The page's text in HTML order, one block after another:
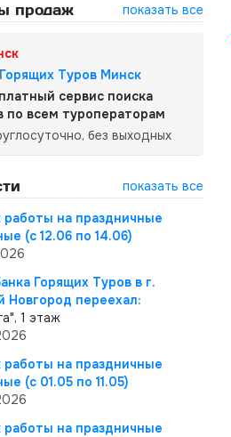
продаж показать все
Туров Минск
сервис поиска
по всем туроператорам
без выходных
показать все
работы на праздничные
(с 12.06 по 14.06)
Горящих Туров в г.
Новгород переехал:
1 этаж
работы на праздничные
(с 01.05 по 11.05)
работы на праздничные